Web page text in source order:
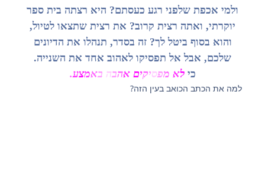
ולמי אכפת שלפני רגע כעסתם? היא רצתה בית ספר
יוקרתי, ואתה רצית קרוב? את רצית שתצאו לטיול,
והוא בסוף ביטל לך? זה בסדר, תנהלו את הדיונים
שלכם, אבל אל תפסיקו לאהוב אחד את השנייה.
כילא מפסיקים אהבה באמצע.
למה את הכתב הכואב בעין הזה?